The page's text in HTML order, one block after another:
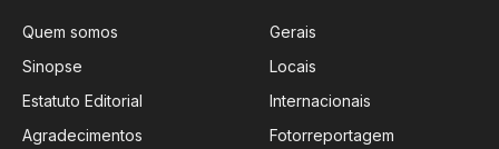
Quem somos
Sinopse
Estatuto Editorial
Agradecimentos
Gerais
Locais
Internacionais
Fotorreportagem